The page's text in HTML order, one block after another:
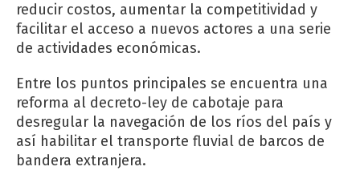
reducir costos, aumentar la competitividad y
facilitar el acceso a nuevos actores a una serie
de actividades económicas.
Entre los puntos principales se encuentra una
reforma al decreto-ley de cabotaje para
desregular la navegación de los ríos del país y
así habilitar el transporte fluvial de barcos de
bandera extranjera.